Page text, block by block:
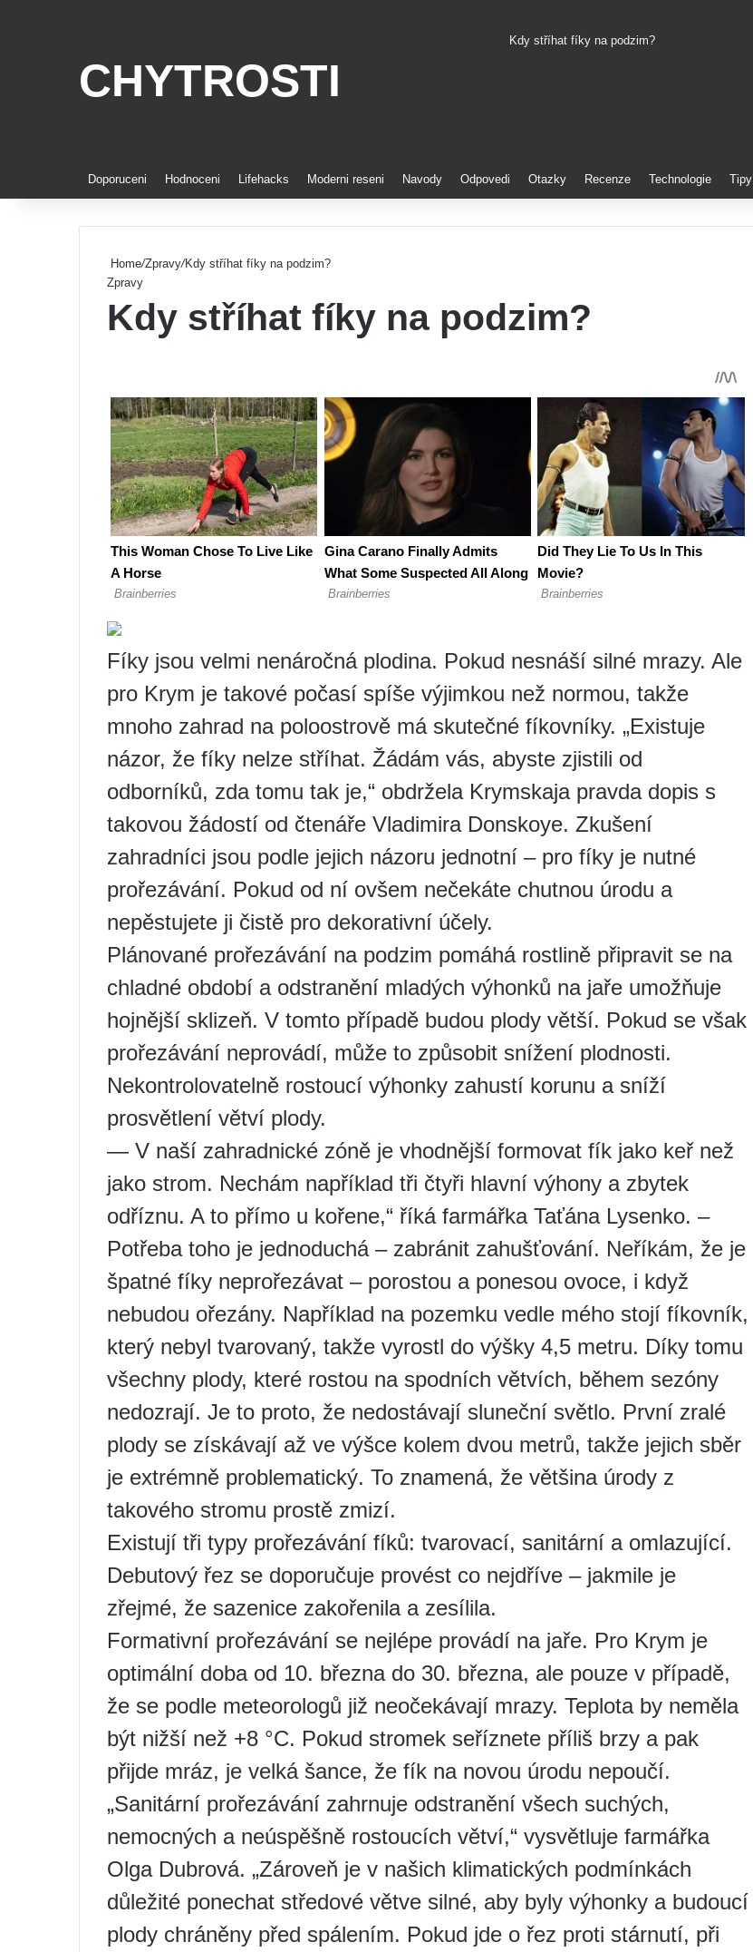
CHYTROSTI
Kdy stříhat fíky na podzim?
Doporuceni Hodnoceni Lifehacks Moderni reseni Navody Odpovedi Otazky Recenze Technologie Tipy
Home/Zpravy/Kdy stříhat fíky na podzim?
Zpravy
Kdy stříhat fíky na podzim?
Fíky jsou velmi nenáročná plodina. Pokud nesnáší silné mrazy. Ale
pro Krym je takové počasí spíše výjimkou než normou, takže
mnoho zahrad na poloostrově má ​​skutečné fíkovníky. „Existuje
názor, že fíky nelze stříhat. Žádám vás, abyste zjistili od
odborníků, zda tomu tak je,“ obdržela Krymskaja pravda dopis s
takovou žádostí od čtenáře Vladimira Donskoye. Zkušení
zahradníci jsou podle jejich názoru jednotní – pro fíky je nutné
prořezávání. Pokud od ní ovšem nečekáte chutnou úrodu a
nepěstujete ji čistě pro dekorativní účely.
Plánované prořezávání na podzim pomáhá rostlině připravit se na
chladné období a odstranění mladých výhonků na jaře umožňuje
hojnější sklizeň. V tomto případě budou plody větší. Pokud se však
prořezávání neprovádí, může to způsobit snížení plodnosti.
Nekontrolovatelně rostoucí výhonky zahustí korunu a sníží
prosvětlení větví plody.
— V naší zahradnické zóně je vhodnější formovat fík jako keř než
jako strom. Nechám například tři čtyři hlavní výhony a zbytek
odříznu. A to přímo u kořene,“ říká farmářka Taťána Lysenko. –
Potřeba toho je jednoduchá – zabránit zahušťování. Neříkám, že je
špatné fíky neprořezávat – porostou a ponesou ovoce, i když
nebudou ořezány. Například na pozemku vedle mého stojí fíkovník,
který nebyl tvarovaný, takže vyrostl do výšky 4,5 metru. Díky tomu
všechny plody, které rostou na spodních větvích, během sezóny
nedozrají. Je to proto, že nedostávají sluneční světlo. První zralé
plody se získávají až ve výšce kolem dvou metrů, takže jejich sběr
je extrémně problematický. To znamená, že většina úrody z
takového stromu prostě zmizí.
Existují tři typy prořezávání fíků: tvarovací, sanitární a omlazující.
Debutový řez se doporučuje provést co nejdříve – jakmile je
zřejmé, že sazenice zakořenila a zesílila.
Formativní prořezávání se nejlépe provádí na jaře. Pro Krym je
optimální doba od 10. března do 30. března, ale pouze v případě,
že se podle meteorologů již neočekávají mrazy. Teplota by neměla
být nižší než +8 °C. Pokud stromek seříznete příliš brzy a pak
přijde mráz, je velká šance, že fík na novou úrodu nepoučí.
„Sanitární prořezávání zahrnuje odstranění všech suchých,
nemocných a neúspěšně rostoucích větví,“ vysvětluje farmářka
Olga Dubrová. „Zároveň je v našich klimatických podmínkách
důležité ponechat středové větve silné, aby byly výhonky a budoucí
plody chráněny před spálením. Pokud jde o řez proti stárnutí, při